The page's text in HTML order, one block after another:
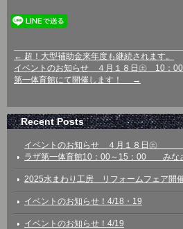
← 超！大型補助金来年度も継続されます。
イベントのお知らせ ４月１８日㊏ 10：
第一体育館にて開催します！
→
Recent Posts
イベントのお知らせ ４月１
ラザ第一体育館10：00～15：00 みな
2025水まわり工房 リフォームフェア開
イベントのお知らせ！4/18・19
イベントのお知らせ！4/19